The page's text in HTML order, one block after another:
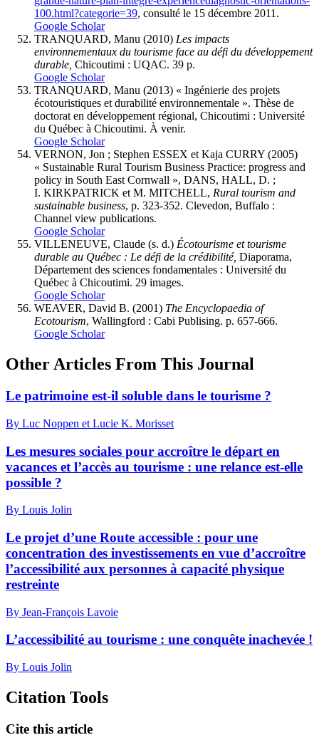
100.html?categorie=39, consulté le 15 décembre 2011.
Google Scholar
TRANQUARD, Manu (2010) Les impacts
environnementaux du tourisme face au défi du développement
durable, Chicoutimi : UQAC. 39 p.
Google Scholar
TRANQUARD, Manu (2013) « Ingénierie des projets
écotouristiques et durabilité environnementale ». Thèse de
doctorat en développement régional, Chicoutimi : Université
du Québec à Chicoutimi. À venir.
Google Scholar
VERNON, Jon ; Stephen ESSEX et Kaja CURRY (2005)
« Sustainable Rural Tourism Business Practice: progress and
policy in South East Cornwall », DANS, HALL, D. ;
I. KIRKPATRICK et M. MITCHELL, Rural tourism and
sustainable business, p. 323-352. Clevedon, Buffalo :
Channel view publications.
Google Scholar
VILLENEUVE, Claude (s. d.) Écotourisme et tourisme
durable au Québec : Le défi de la crédibilité, Diaporama,
Département des sciences fondamentales : Université du
Québec à Chicoutimi. 29 images.
Google Scholar
WEAVER, David B. (2001) The Encyclopaedia of
Ecotourism, Wallingford : Cabi Publising. p. 657-666.
Google Scholar
Other Articles From This Journal
Le patrimoine est-il soluble dans le tourisme ?
By Luc Noppen et Lucie K. Morisset
Les mesures sociales pour accroître le départ en
vacances et l’accès au tourisme : une relance est-elle
possible ?
By Louis Jolin
Le projet d’une Route accessible : pour une
concentration des investissements en vue d’accroître
l’accessibilité aux personnes à capacité physique
restreinte
By Jean-François Lavoie
L’accessibilité au tourisme : une conquête inachevée !
By Louis Jolin
Citation Tools
Cite this article